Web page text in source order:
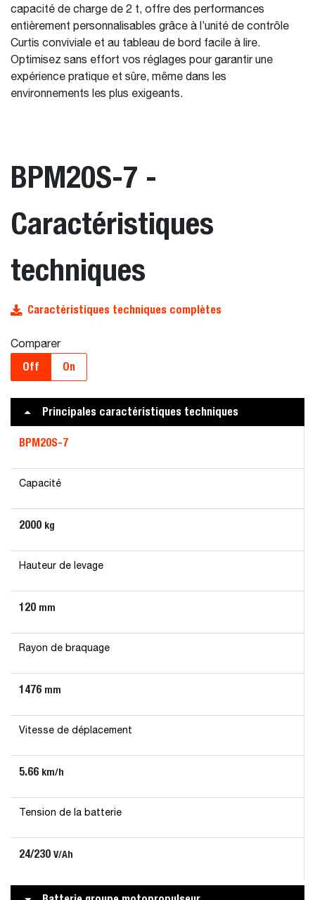
capacité de charge de 2 t, offre des performances
entièrement personnalisables grâce à l’unité de contrôle
Curtis conviviale et au tableau de bord facile à lire.
Optimisez sans effort vos réglages pour garantir une
expérience pratique et sûre, même dans les
environnements les plus exigeants.
BPM20S-7 -
Caractéristiques
techniques
Caractéristiques techniques complètes
Comparer
Off On
Principales caractéristiques techniques
BPM20S-7
Capacité
2000 kg
Hauteur de levage
120 mm
Rayon de braquage
1476 mm
Vitesse de déplacement
5.66 km/h
Tension de la batterie
24/230 V/Ah